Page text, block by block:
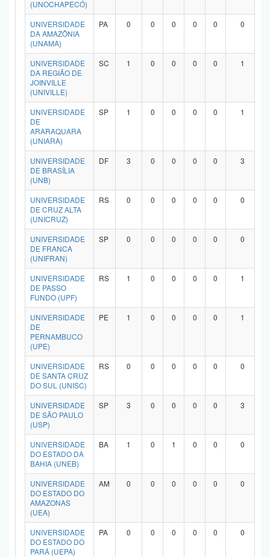
(UNOCHAPECÓ)
UNIVERSIDADE
DA AMAZÔNIA
(UNAMA)
PA 0 0 0 0 0 0
UNIVERSIDADE
DA REGIÃO DE
JOINVILLE
(UNIVILLE)
SC 1 0 0 0 0 1
UNIVERSIDADE
DE
ARARAQUARA
(UNIARA)
SP 1 0 0 0 0 1
UNIVERSIDADE
DE BRASÍLIA
(UNB)
DF 3 0 0 0 0 3
UNIVERSIDADE
DE CRUZ ALTA
(UNICRUZ)
RS 0 0 0 0 0 0
UNIVERSIDADE
DE FRANCA
(UNIFRAN)
SP 0 0 0 0 0 0
UNIVERSIDADE
DE PASSO
FUNDO (UPF)
RS 1 0 0 0 0 1
UNIVERSIDADE
DE
PERNAMBUCO
(UPE)
PE 1 0 0 0 0 1
UNIVERSIDADE
DE SANTA CRUZ
DO SUL (UNISC)
RS 0 0 0 0 0 0
UNIVERSIDADE
DE SÃO PAULO
(USP)
SP 3 0 0 0 0 3
UNIVERSIDADE
DO ESTADO DA
BAHIA (UNEB)
BA 1 0 1 0 0 0
UNIVERSIDADE
DO ESTADO DO
AMAZONAS
(UEA)
AM 0 0 0 0 0 0
UNIVERSIDADE
DO ESTADO DO
PARÁ (UEPA)
PA 0 0 0 0 0 0